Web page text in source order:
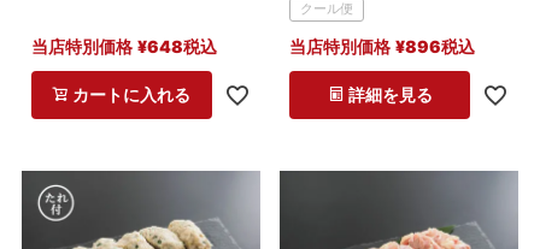
当店特別価格 ¥648税込
カートに入れる
クール便
当店特別価格 ¥896税込
詳細を見る